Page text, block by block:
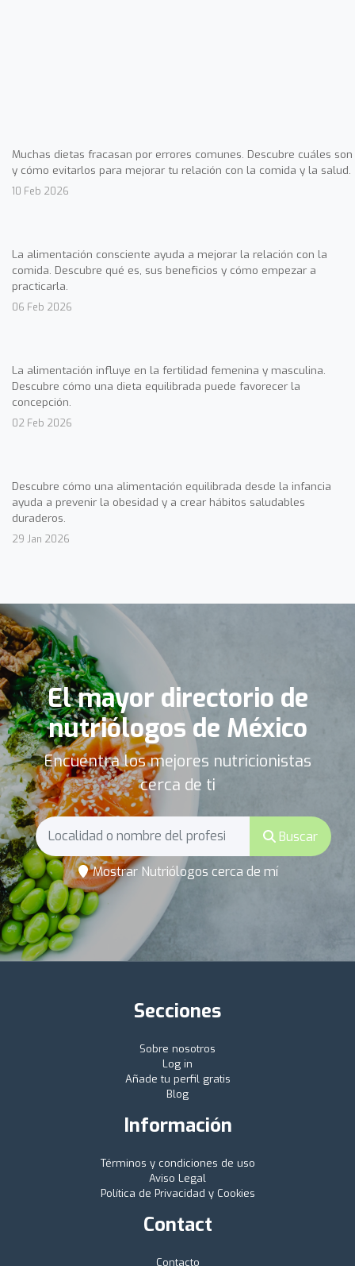
Muchas dietas fracasan por errores comunes. Descubre cuáles son
y cómo evitarlos para mejorar tu relación con la comida y la salud.
10 Feb 2026
La alimentación consciente ayuda a mejorar la relación con la
comida. Descubre qué es, sus beneficios y cómo empezar a
practicarla.
06 Feb 2026
La alimentación influye en la fertilidad femenina y masculina.
Descubre cómo una dieta equilibrada puede favorecer la
concepción.
02 Feb 2026
Descubre cómo una alimentación equilibrada desde la infancia
ayuda a prevenir la obesidad y a crear hábitos saludables
duraderos.
29 Jan 2026
El mayor directorio de
nutriólogos de México
Encuentra los mejores nutricionistas
cerca de ti
Buscar
Mostrar Nutriólogos cerca de mí
Secciones
Sobre nosotros
Log in
Añade tu perfil gratis
Blog
Información
Términos y condiciones de uso
Aviso Legal
Política de Privacidad y Cookies
Contact
Contacto